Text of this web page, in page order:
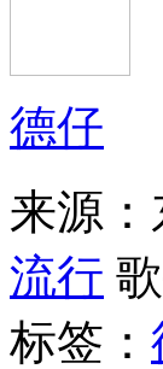
德仔
来源
流行
标签：